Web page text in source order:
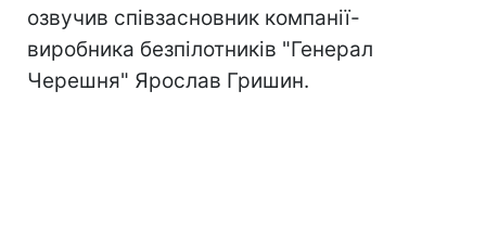
озвучив співзасновник компанії-
виробника безпілотників "Генерал
Черешня" Ярослав Гришин.